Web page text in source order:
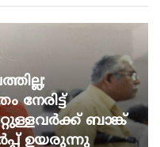
നേരിട്ട്
ബാങ്ക്
ഉയരുന്നു